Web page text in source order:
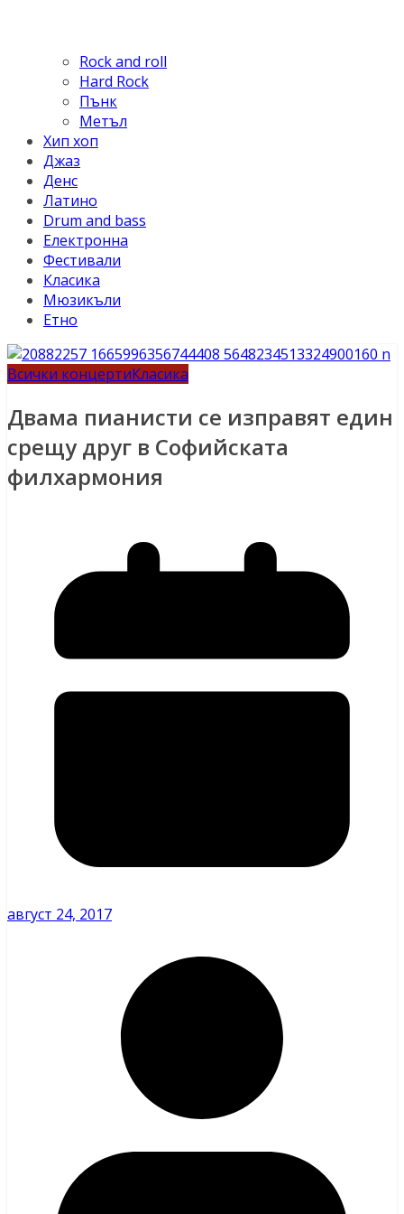
Rock and roll
Hard Rock
Пънк
Метъл
Хип хоп
Джаз
Денс
Латино
Drum and bass
Електронна
Фестивали
Класика
Мюзикъли
Етно
Всички концертиКласика
Двама пианисти се изправят един
срещу друг в Софийската
филхармония
август 24, 2017